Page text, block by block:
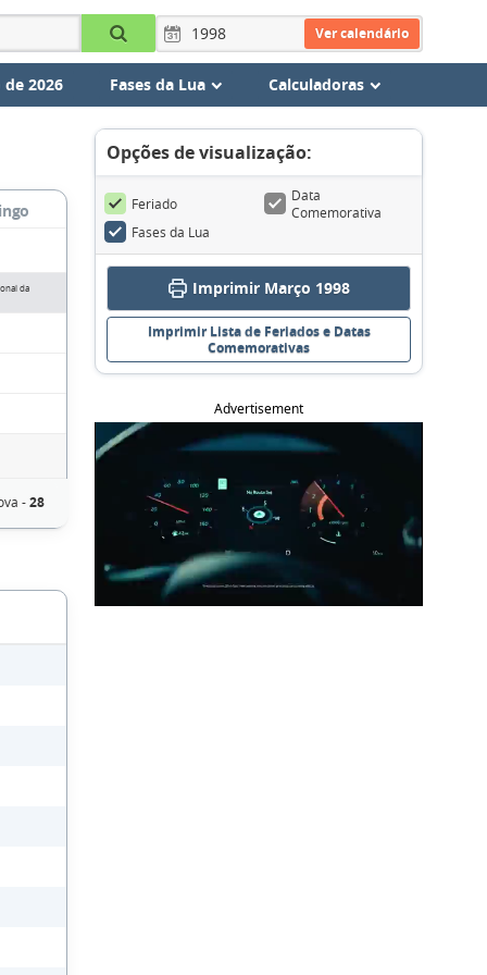
Ver calendário
2026 Fases da Lua Calculadoras
da
-28
Opções de visualização:
Feriado
Data
Comemorativa
Fases da Lua
Imprimir Março 1998
Imprimir Lista de Feriados e Datas
Comemorativas
Advertisement